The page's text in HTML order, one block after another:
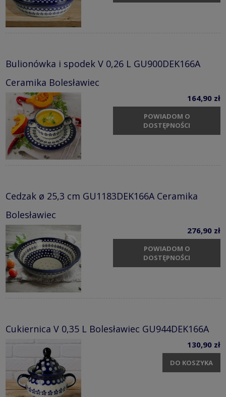
Bulionówka i spodek V 0,26 L GU900DEK166A
Ceramika Bolesławiec
164,90 zł
POWIADOM O
DOSTĘPNOŚCI
Cedzak ø 25,3 cm GU1183DEK166A Ceramika
Bolesławiec
276,90 zł
POWIADOM O
DOSTĘPNOŚCI
Cukiernica V 0,35 L Bolesławiec GU944DEK166A
130,90 zł
DO KOSZYKA